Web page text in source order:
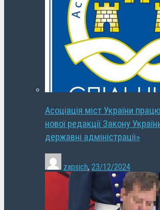
Асоціація міст України
нової редакції Закону
державні адміністрації»
zapsich, 23/12/2024